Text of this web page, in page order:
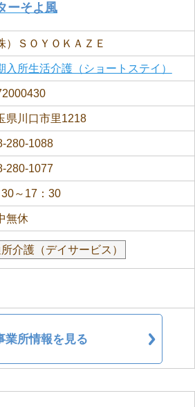
ーそよ風
）ＳＯＹＯＫＡＺＥ
入所生活介護（ショートステイ）
県川口市里1218
280-1088
280-1077
～17：30
無休
介護（デイサービス）
業所情報を見る